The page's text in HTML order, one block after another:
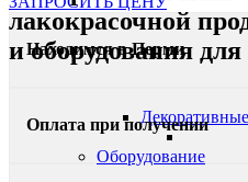
лакокрасочной
и оборудования
Оборудование
Находимся в Перми
Оплата при получении